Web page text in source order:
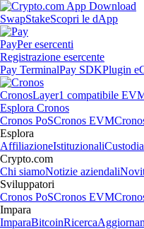
SwapStakeScopri le dApp
PayPer esercenti
Registrazione esercente
Pay TerminalPay SDKPlugin
CronosLayer1 compatibile
Esplora Cronos
Cronos PoSCronos EVM
Esplora
AffiliazioneIstituzionaliCustodia
Crypto.com
Chi siamoNotizie aziendali
Sviluppatori
Cronos PoSCronos EVM
Impara
ImparaBitcoinRicerca